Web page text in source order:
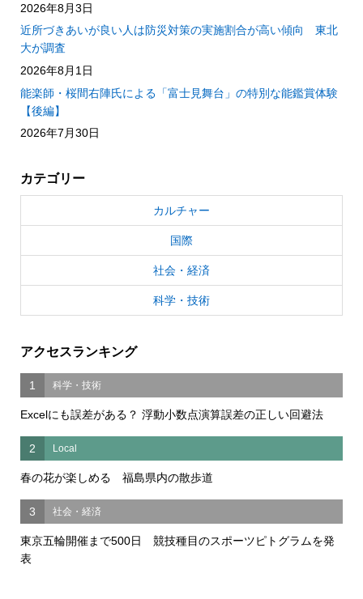
2026年8月3日
近所づきあいが良い人は防災対策の実施割合が高い傾向 東北
大が調査
2026年8月1日
能楽師・桜間右陣氏による「富士見舞台」の特別な能鑑賞体験
【後編】
2026年7月30日
カテゴリー
カルチャー
国際
社会・経済
科学・技術
アクセスランキング
1 科学・技術
Excelにも誤差がある？ 浮動小数点演算誤差の正しい回避法
2 Local
春の花が楽しめる 福島県内の散歩道
3 社会・経済
東京五輪開催まで500日 競技種目のスポーツピトグラムを発
表